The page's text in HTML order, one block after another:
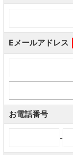
Eメールアドレス
お電話番号
-